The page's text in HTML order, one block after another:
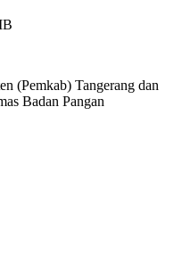
(Pemkab) Tangerang dan
Badan Pangan